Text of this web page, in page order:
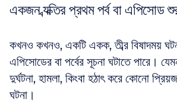
একজন ব্যক্তির প্রথম পর্ব বা এপিসোড
কখনও কখনও, একটি একক, তীব্র বিষাদময়
এপিসোডের বা পর্বের সূচনা ঘটাতে পারে।
দুর্ঘটনা, হামলা, কিংবা হঠাৎ করে কোনো
ঘটনা।